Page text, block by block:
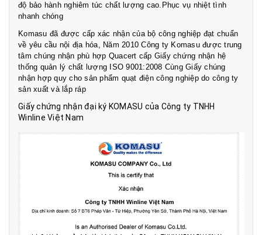
độ bảo hành nghiêm túc chất lượng cao.Phục vụ nhiệt tình
nhanh chóng
Komasu đã được cấp xác nhận của bộ công nghiệp đạt chuẩn
về yêu cầu nội địa hóa, Năm 2010 Công ty Komasu được trung
tâm chúng nhận phù hợp Quacert cấp Giấy chứng nhận hệ
thống quản lý chất lượng ISO 9001:2008 Cùng Giấy chúng
nhận hợp quy cho sản phẩm quạt điện công nghiệp do công ty
sản xuất và lắp ráp
Giấy chứng nhận đại ký KOMASU của Công ty TNHH
Winline Việt Nam